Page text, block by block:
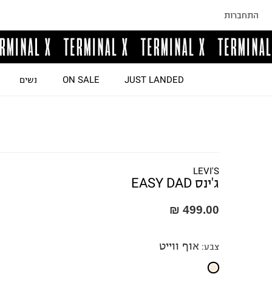
התחברות
JUST LANDED
ON SALE נשים
LEVI'S
ג'ינס EASY DAD
499.00 ₪
צבע: אוף ווייט